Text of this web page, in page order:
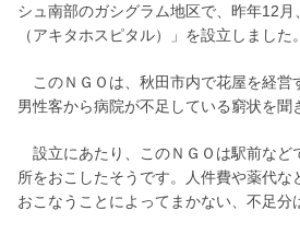
シュ南部のガシグラム地区で、昨年12
（アキタホスピタル）」を設立しました。
このＮＧＯは、秋田市内で花屋を経営
男性客から病院が不足している窮状を聞
設立にあたり、このＮＧＯは駅前など
所をおこしたそうです。人件費や薬代
おこなうことによってまかない、不足分